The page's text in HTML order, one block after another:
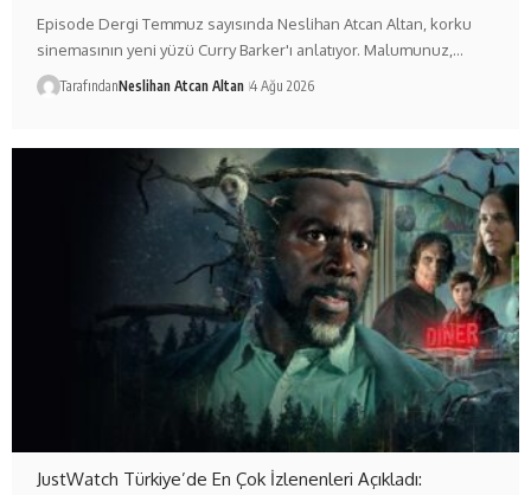
Episode Dergi Temmuz sayısında Neslihan Atcan Altan, korku
sinemasının yeni yüzü Curry Barker'ı anlatıyor. Malumunuz,…
TarafındanNeslihan Atcan Altan 4 Ağu 2026
JustWatch Türkiye’de En Çok İzlenenleri Açıkladı: